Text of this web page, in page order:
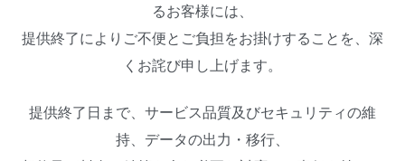
るお客様には、
提供終了によりご不便とご負担をお掛けすることを、深
くお詫び申し上げます。
提供終了日まで、サービス品質及びセキュリティの維
持、データの出力・移行、